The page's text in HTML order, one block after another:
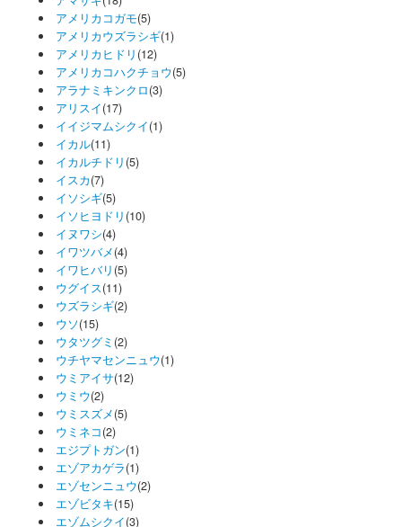
アメリカコガモ(5)
アメリカウズラシギ(1)
アメリカヒドリ (12)
アメリカコハクチョウ(5)
アラナミキンクロ(3)
アリスイ(17)
イイジマムシクイ(1)
イカル(11)
イカルチドリ (5)
イスカ(7)
イソシギ(5)
イソヒヨドリ (10)
イヌワシ(4)
イワツバメ(4)
イワヒバリ (5)
ウグイス(11)
ウズラシギ(2)
ウソ(15)
ウタツグミ (2)
ウチヤマセンニュウ(1)
ウミアイサ(12)
ウミウ(2)
ウミスズメ(5)
ウミネコ(2)
エジプトガン(1)
エゾアカゲラ(1)
エゾセンニュウ(2)
エゾビタキ(15)
エゾムシクイ(3)